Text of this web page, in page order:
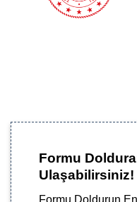
Formu
Ulaşabilirsiniz!
Formu Doldurun